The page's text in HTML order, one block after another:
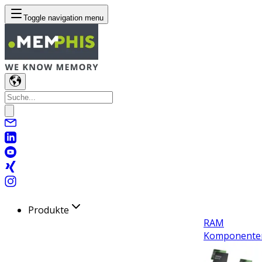
Toggle navigation menu
Produkte
RAM